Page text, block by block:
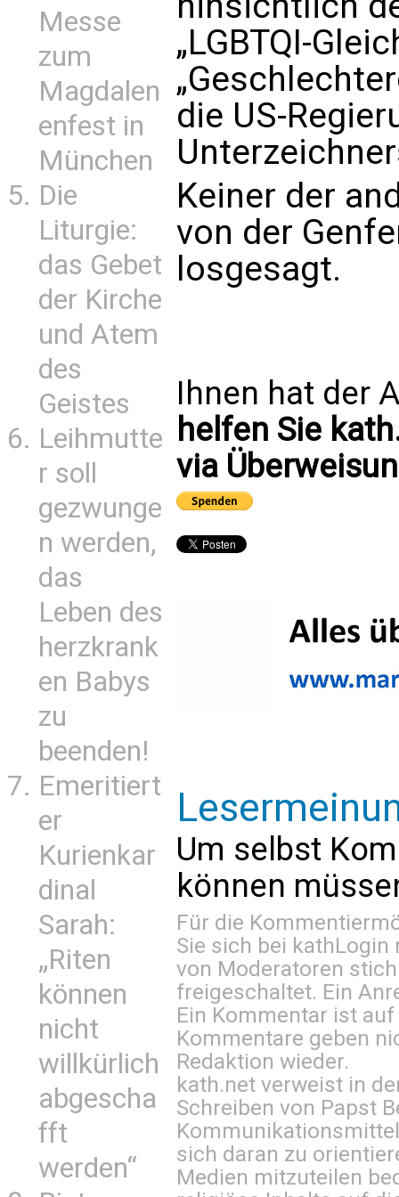
Messe
zum
Magdalen
enfest in
München
Die
Liturgie:
das Gebet
der Kirche
und Atem
des
Geistes
Leihmutte
r soll
gezwunge
n werden,
das
Leben des
herzkrank
en Babys
zu
beenden!
Emeritiert
er
Kurienkar
dinal
Sarah:
„Riten
können
nicht
willkürlich
abgescha
fft
werden“
„LGBTQI-
die US-
Keiner der
von der
losgesagt.
Ihnen hat der
helfen Sie
via
Um selbst
können
Für die
Sie sich bei kathLogin
von Moderatoren
freigeschaltet. Ein
Ein Kommentar ist
Kommentare geben
Redaktion wieder.
kath.net verweist in
Schreiben von Papst
sich daran zu
Medien mitzuteilen